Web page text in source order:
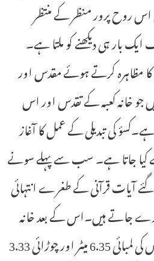
روح پرور منظر کے منتظر
بار ہی دیکھنے کو ملتا ہے۔
مظاہرہ کرتے ہوئے مقدس اور
جو خانہ کعبہ کے تقدس اور اس
کی تبدیلی کے عمل کا آغاز
کیا جاتا ہے۔ سب سے پہلے سونے
آیات قرآنی کے طغرے انتہائی
جاتے ہیں۔اس کے بعد خانہ
کعبہ کے دروازے کا پردہ جس کی لمبائی 6.35 میٹر اور چوڑائی 3.33